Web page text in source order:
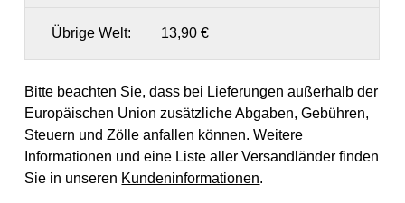
Übrige Welt: 13,90 €
Bitte beachten Sie, dass bei Lieferungen außerhalb der
Europäischen Union zusätzliche Abgaben, Gebühren,
Steuern und Zölle anfallen können. Weitere
Informationen und eine Liste aller Versandländer finden
Sie in unseren Kundeninformationen.